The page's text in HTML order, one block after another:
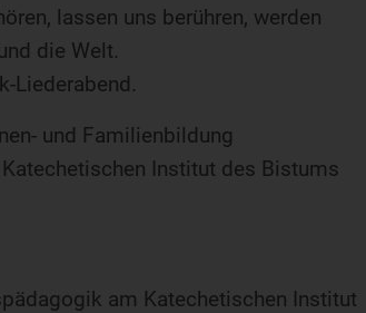
lassen uns berühren, werden
die Welt.
Liederabend.
und Familienbildung
Institut des Bistums
am Katechetischen Institut